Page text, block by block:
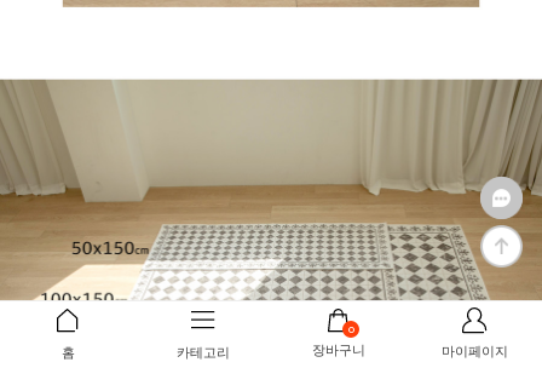
홈 카테고리
0
장바구니 마이페이지